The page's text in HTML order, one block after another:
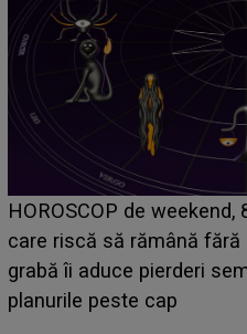
Emanuel a ținut ACEST
acum! În fața Alexandrei,
face o MĂRTURISIRE
sa: "I-am spus și ei în